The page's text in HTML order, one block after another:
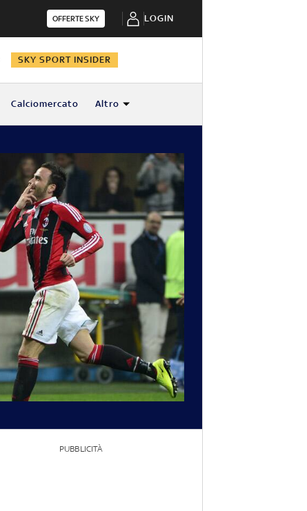
OFFERTE SKY LOGIN
SKY SPORT INSIDER
Calciomercato Altro
PUBBLICITÀ